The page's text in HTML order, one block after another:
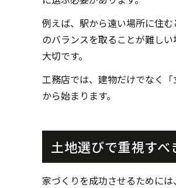
例えば、駅から遠い場所に住
のバランスを取ることが難し
大切です。
工務店では、建物だけでなく
から始まります。
土地選びで重視す
家づくりを成功させるために